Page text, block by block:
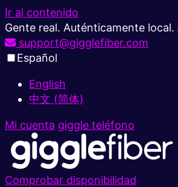
Ir al contenido
Gente real. Auténticamente local.
support@gigglefiber.com
Español
English
中文 (简体)
Mi cuenta giggle teléfono
Comprobar disponibilidad